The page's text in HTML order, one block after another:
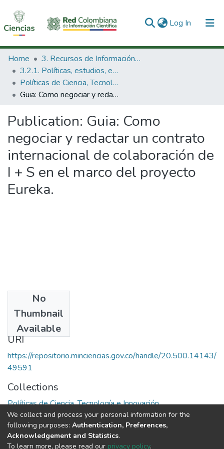
Log In (current)
Communities & Collections
All of DSpace
Statistics
Home
3. Recursos de Información Científica y Tecnológica
3.2.1. Políticas, estudios, evaluaciones e indicadores de CTeI
Políticas de Ciencia, Tecnología e Innovación
Guia: Como negociar y redactar un contrato internacional de colaboración de I + S en el marco del proyecto Eureka.
Publication: Guia: Como
negociar y redactar un contrato
internacional de colaboración de
I + S en el marco del proyecto
Eureka.
No
Thumbnail
Available
1989
URI
https://repositorio.minciencias.gov.co/handle/20.500.14143/
49591
Collections
Políticas de Ciencia, Tecnología e Innovación
Full item page
We collect and process your personal information for the
following purposes: Authentication, Preferences,
Acknowledgement and Statistics.
To learn more, please read our privacy policy.